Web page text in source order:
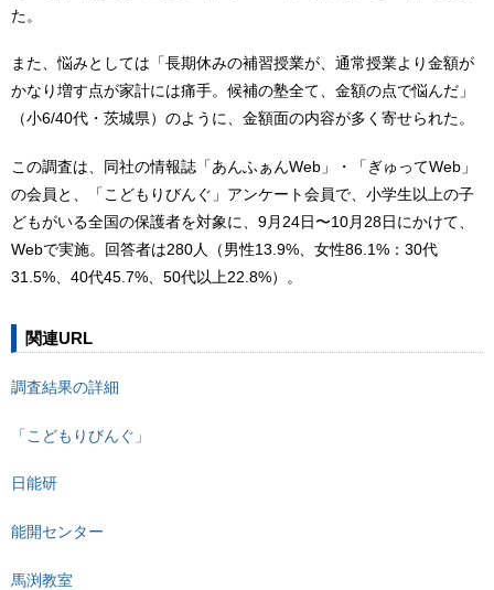
た。
また、悩みとしては「長期休みの補習授業が、通常授業より金額が
かなり増す点が家計には痛手。候補の塾全て、金額の点で悩んだ」
（小6/40代・茨城県）のように、金額面の内容が多く寄せられた。
この調査は、同社の情報誌「あんふぁんWeb」・「ぎゅってWeb」
の会員と、「こどもりびんぐ」アンケート会員で、小学生以上の子
どもがいる全国の保護者を対象に、9月24日〜10月28日にかけて、
Webで実施。回答者は280人（男性13.9%、女性86.1%：30代
31.5%、40代45.7%、50代以上22.8%）。
関連URL
調査結果の詳細
「こどもりびんぐ」
日能研
能開センター
馬渕教室